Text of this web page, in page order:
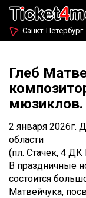
Санкт-Петербург
Глеб
мюзиклов.
2 января 2026г.
области
(пл. Стачек, 4 ДК
В праздничные
состоится
Матвейчука,